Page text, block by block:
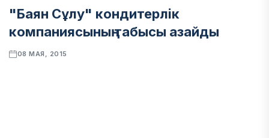
"Баян Сұлу" кондитерлік
компаниясының табысы азайды
08 МАЯ, 2015